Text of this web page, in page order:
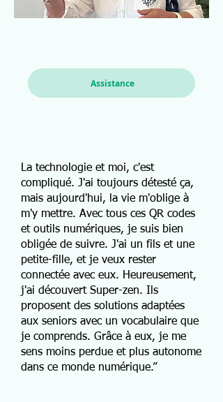
Assistance
La technologie et moi, c'est
compliqué. J'ai toujours détesté ça,
mais aujourd'hui, la vie m'oblige à
m'y mettre. Avec tous ces QR codes
et outils numériques, je suis bien
obligée de suivre. J'ai un fils et une
petite-fille, et je veux rester
connectée avec eux. Heureusement,
j'ai découvert Super-zen. Ils
proposent des solutions adaptées
aux seniors avec un vocabulaire que
je comprends. Grâce à eux, je me
sens moins perdue et plus autonome
dans ce monde numérique.”